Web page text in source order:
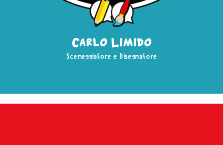
Carlo Limido
Sceneggiatore e Disegnatore